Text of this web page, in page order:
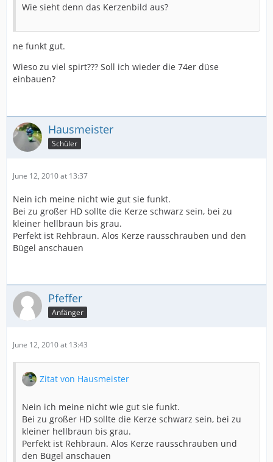
Wie sieht denn das Kerzenbild aus?
ne funkt gut.
Wieso zu viel spirt??? Soll ich wieder die 74er düse
einbauen?
Hausmeister
Schüler
June 12, 2010 at 13:37
Nein ich meine nicht wie gut sie funkt.
Bei zu großer HD sollte die Kerze schwarz sein, bei zu
kleiner hellbraun bis grau.
Perfekt ist Rehbraun. Alos Kerze rausschrauben und den
Bügel anschauen
Pfeffer
Anfänger
June 12, 2010 at 13:43
Zitat von Hausmeister
Nein ich meine nicht wie gut sie funkt.
Bei zu großer HD sollte die Kerze schwarz sein, bei zu
kleiner hellbraun bis grau.
Perfekt ist Rehbraun. Alos Kerze rausschrauben und
den Bügel anschauen